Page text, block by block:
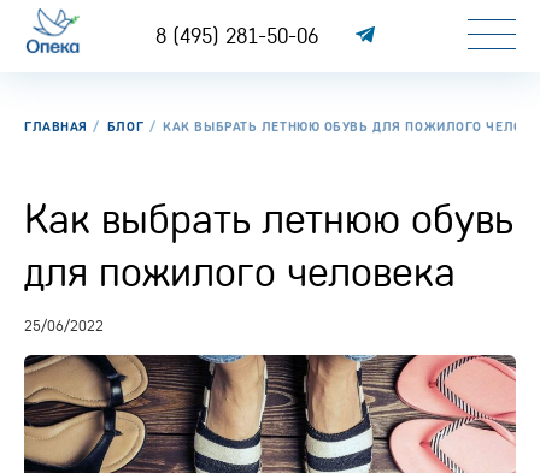
8 (495) 281-50-06
ГЛАВНАЯ БЛОГ КАК ВЫБРАТЬ ЛЕТНЮЮ ОБУВЬ ДЛЯ ПОЖИЛОГО
Как выбрать летнюю обувь
для пожилого человека
25/06/2022